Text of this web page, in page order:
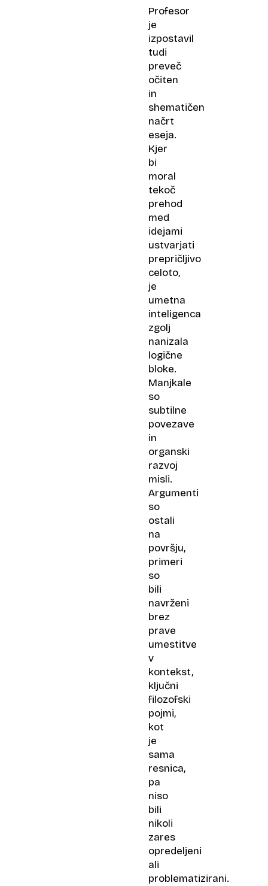
Profesor
je
izpostavil
tudi
preveč
očiten
in
shematičen
načrt
eseja.
Kjer
bi
moral
tekoč
prehod
med
idejami
ustvarjati
prepričljivo
celoto,
je
umetna
inteligenca
zgolj
nanizala
logične
bloke.
Manjkale
so
subtilne
povezave
in
organski
razvoj
misli.
Argumenti
so
ostali
na
površju,
primeri
so
bili
navrženi
brez
prave
umestitve
v
kontekst,
ključni
filozofski
pojmi,
kot
je
sama
resnica,
pa
niso
bili
nikoli
zares
opredeljeni
ali
problematizirani.